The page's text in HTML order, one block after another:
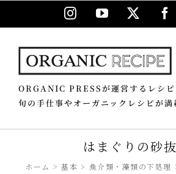
Instagram
YouTube
ORGANIC PRESSが運営するレシピ
旬の手仕事やオーガニックレシピが満
はまぐりの砂
ホーム 基本 魚介類・藻類の下処理